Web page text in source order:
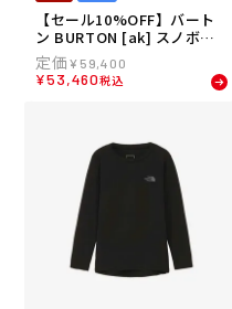
【セール10%OFF】バート
ン BURTON [ak] スノボー
スノボ スノーボード ウェア
パンツ サイクリック GORE-
TEX 2L パンツ 100001 メン
¥ 59,400
¥53,460税込